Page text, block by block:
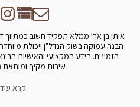
איתן בן ארי ממלא תפקיד חשוב כמתווך
הבנה עמוקה בשוק הנדל"ן ויכולת מיוחדת
הזמינים. הידע המקצועי והאישיות
שירות מקיף ומותאם
קרא עוד